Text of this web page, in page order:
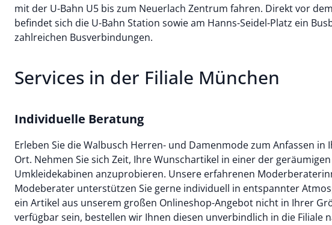
mit der U-Bahn U5 bis zum Neuerlach Zentrum fahren. Direkt vor
befindet sich die U-Bahn Station sowie am Hanns-Seidel-Platz ein
zahlreichen Busverbindungen.
Services in der Filiale München
Individuelle Beratung
Erleben Sie die Walbusch Herren- und Damenmode zum Anfassen in
Ort. Nehmen Sie sich Zeit, Ihre Wunschartikel in einer der geräumigen
Umkleidekabinen anzuprobieren. Unsere erfahrenen
Modeberater unterstützen Sie gerne individuell in entspannter
ein Artikel aus unserem großen Onlineshop-Angebot nicht in Ihrer
verfügbar sein, bestellen wir Ihnen diesen unverbindlich in die Filiale